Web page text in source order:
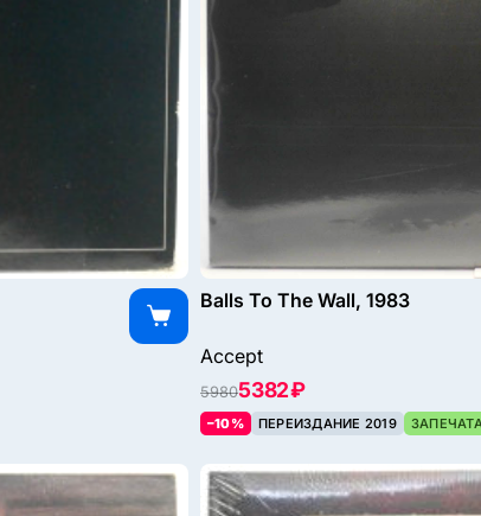
Balls To The Wall, 1983
Accept
59805382 ₽
–10% ПЕРЕИЗДАНИЕ 2019